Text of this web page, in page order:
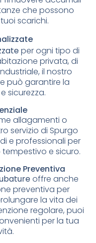
che possono
scarichi.
per ogni tipo di
privata, di
il nostro
può garantire la
sicurezza.
allagamenti o
servizio di Spurgo
e professionali per
e sicuro.
Preventiva
offre anche
preventiva per
la vita dei
regolare, puoi
per la tua